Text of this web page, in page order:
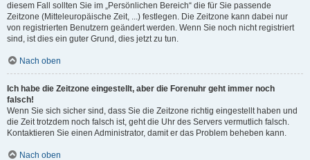
diesem Fall sollten Sie im „Persönlichen Bereich“ die für Sie passende
Zeitzone (Mitteleuropäische Zeit, ...) festlegen. Die Zeitzone kann dabei nur
von registrierten Benutzern geändert werden. Wenn Sie noch nicht registriert
sind, ist dies ein guter Grund, dies jetzt zu tun.
Nach oben
Ich habe die Zeitzone eingestellt, aber die Forenuhr geht immer noch
falsch!
Wenn Sie sich sicher sind, dass Sie die Zeitzone richtig eingestellt haben und
die Zeit trotzdem noch falsch ist, geht die Uhr des Servers vermutlich falsch.
Kontaktieren Sie einen Administrator, damit er das Problem beheben kann.
Nach oben